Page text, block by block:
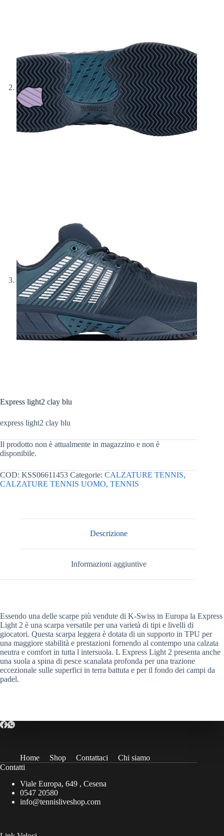
Express light2 clay blu
express light2 clay blu
Il prodotto non è attualmente in magazzino e non è
disponibile.
COD: KSS06611453 Categorie: CALZATURE TENNIS,
CALZATURE TENNIS UOMO, TENNIS
Descrizione
Informazioni aggiuntive
Essendo una delle scarpe più vendute di K-Swiss in Europa la Express
Light 2 è una scarpa versatile per una varietà di tipi e livelli di
giocatori. Questa scarpa leggera è dotata di un supporto in TPU per
una maggiore stabilità e prestazioni fornendo al contempo una calzata
neutra e comfort in tutta l intersuola. L Express Light 2 presenta anche
una suola a spina di pesce scanalata profonda per una trazione
eccezionale sulle superfici in terra battuta e per il fondo dei campi da
padel.
Home Shop Contattaci
Chi siamo
Contatti
Viale Europa, 649 , Cesena
0547 20580
info@tennisliveshop.com